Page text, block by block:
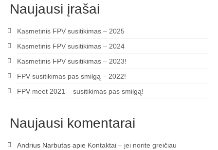
Naujausi įrašai
Kasmetinis FPV susitikimas – 2025
Kasmetinis FPV susitikimas – 2024
Kasmetinis FPV susitikimas – 2023!
FPV susitikimas pas smilgą – 2022!
FPV meet 2021 – susitikimas pas smilgą!
Naujausi komentarai
Andrius Narbutas apie Kontaktai – jei norite greičiau